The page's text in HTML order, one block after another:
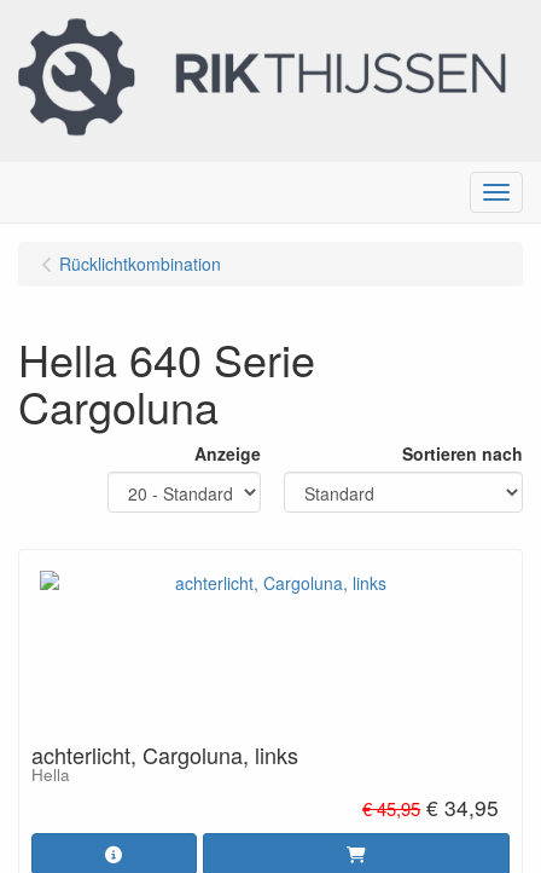
Menu
Rücklichtkombination
Hella 640 Serie
Cargoluna
Anzeige Sortieren nach
achterlicht, Cargoluna, links
Hella
€ 45,95 € 34,95